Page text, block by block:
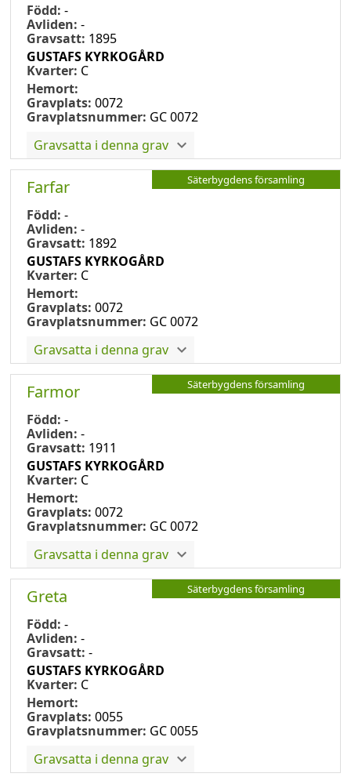
Född: -
Avliden: -
Gravsatt: 1895
GUSTAFS KYRKOGÅRD
Kvarter: C
Hemort:
Gravplats: 0072
Gravplatsnummer: GC 0072
Gravsatta i denna grav
Säterbygdens församling
Farfar
Född: -
Avliden: -
Gravsatt: 1892
GUSTAFS KYRKOGÅRD
Kvarter: C
Hemort:
Gravplats: 0072
Gravplatsnummer: GC 0072
Gravsatta i denna grav
Säterbygdens församling
Farmor
Född: -
Avliden: -
Gravsatt: 1911
GUSTAFS KYRKOGÅRD
Kvarter: C
Hemort:
Gravplats: 0072
Gravplatsnummer: GC 0072
Gravsatta i denna grav
Säterbygdens församling
Greta
Född: -
Avliden: -
Gravsatt: -
GUSTAFS KYRKOGÅRD
Kvarter: C
Hemort:
Gravplats: 0055
Gravplatsnummer: GC 0055
Gravsatta i denna grav